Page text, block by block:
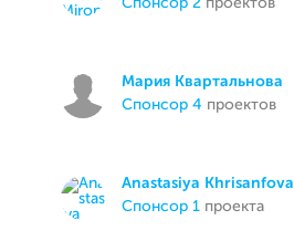
спонсор 2 проектов
Мария Квартальнова
спонсор 4 проектов
Anastasiya Khrisanfova
спонсор 1 проекта